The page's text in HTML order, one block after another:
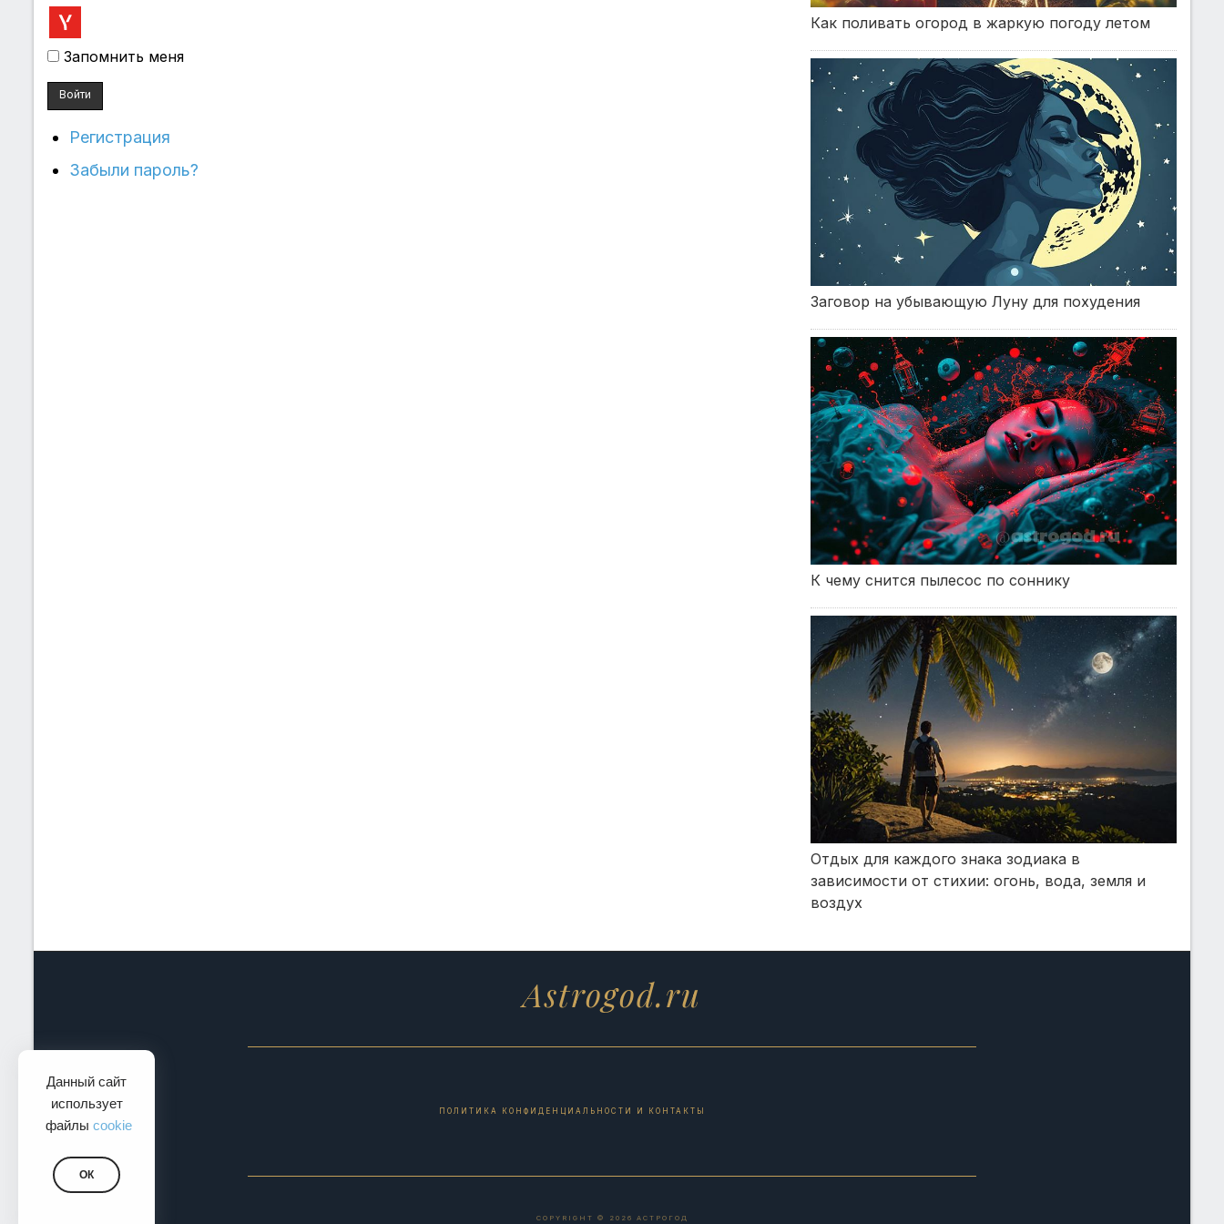
Данный сайт
использует
файлы cookie
ОК
Запомнить меня
Войти
Регистрация
Забыли пароль?
Как поливать огород в жаркую погоду летом
Заговор на убывающую Луну для похудения
К чему снится пылесос по соннику
Отдых для каждого знака зодиака в
зависимости от стихии: огонь, вода, земля и
воздух
Astrogod.ru
ПОЛИТИКА КОНФИДЕНЦИАЛЬНОСТИ И КОНТАКТЫ
COPYRIGHT © 2026 АСТРОГОД